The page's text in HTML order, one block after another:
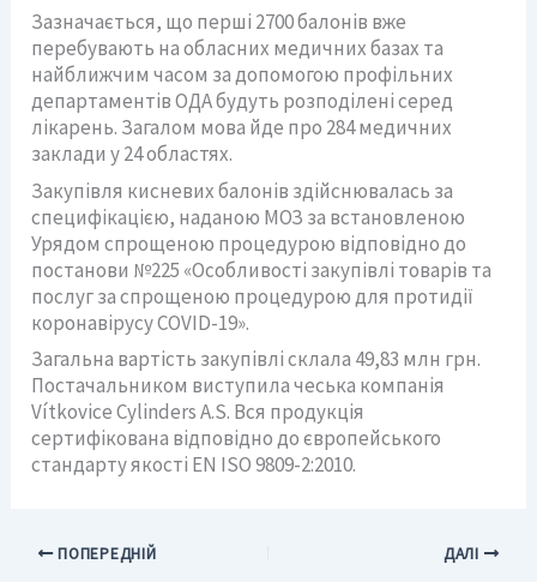
Зазначається, що перші 2700 балонів вже
перебувають на обласних медичних базах та
найближчим часом за допомогою профільних
департаментів ОДА будуть розподілені серед
лікарень. Загалом мова йде про 284 медичних
заклади у 24 областях.
Закупівля кисневих балонів здійснювалась за
специфікацією, наданою МОЗ за встановленою
Урядом спрощеною процедурою відповідно до
постанови №225 «Особливості закупівлі товарів та
послуг за спрощеною процедурою для протидії
коронавірусу COVID-19».
Загальна вартість закупівлі склала 49,83 млн грн.
Постачальником виступила чеська компанія
Vítkovice Cylinders A.S. Вся продукція
сертифікована відповідно до європейського
стандарту якості EN ISO 9809-2:2010.
ПОПЕРЕДНІЙ ДАЛІ